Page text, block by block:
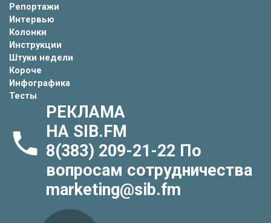
Репортажи
Интервью
Колонки
Инструкции
Штуки недели
Короче
Инфографика
Тесты
РЕКЛАМА
НА SIB.FM
8(383) 209-21-22 По
вопросам сотрудничества
marketing@sib.fm